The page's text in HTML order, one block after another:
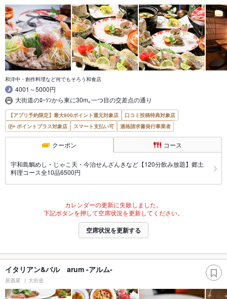
和洋中・創作料理など何でもそろう和食店
4001～5000円
大街道のﾛｰｿﾝから東に30m｡一つ目の交差点の通り
【アプリ予約限定】最大800ポイント還元対象店
口コミ投稿特典対象店
ポイントプラス対象店
スマート支払い可 適格請求書発行事業者
クーポン コース
宇和島鯛めし・じゃこ天・今治せんざんきなど【120分飲み放題】郷土
料理コース全10品6500円
カレンダーの更新に失敗しました。
下記ボタンを押して空席状況を更新してください。
空席状況を更新する
イタリアン&バル arum -アルム-
居酒屋 大街道